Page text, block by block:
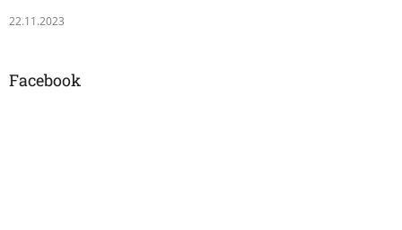
22.11.2023
Facebook